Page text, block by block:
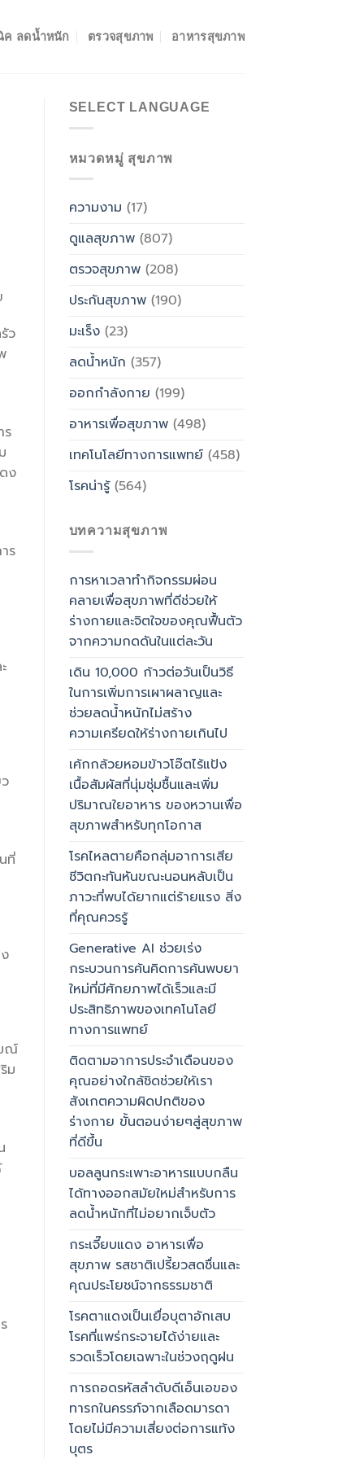
ค ลดน้ำหนัก ตรวจสุขภาพ อาหารสุขภาพ
ว
ร
ง
ร
ที่
ณ์
ม
SELECT LANGUAGE
หมวดหมู่ สุขภาพ
ความงาม (17)
ดูแลสุขภาพ(807)
ตรวจสุขภาพ(208)
ประกันสุขภาพ(190)
มะเร็ง(23)
ลดน้ำหนัก (357)
ออกกำลังกาย (199)
อาหารเพื่อสุขภาพ(498)
เทคโนโลยีทางการแพทย์(458)
โรคน่ารู้(564)
บทความสุขภาพ
การหาเวลาทำกิจกรรมผ่อน
คลายเพื่อสุขภาพที่ดีช่วยให้
ร่างกายและจิตใจของคุณฟื้นตัว
จากความกดดันในแต่ละวัน
เดิน 10,000 ก้าวต่อวันเป็นวิธี
ในการเพิ่มการเผาผลาญและ
ช่วยลดน้ำหนักไม่สร้าง
ความเครียดให้ร่างกายเกินไป
เค้กกล้วยหอมข้าวโอ๊ตไร้แป้ง
เนื้อสัมผัสที่นุ่มชุ่มชื้นและเพิ่ม
ปริมาณใยอาหาร ของหวานเพื่อ
สุขภาพสำหรับทุกโอกาส
โรคไหลตายคือกลุ่มอาการเสีย
ชีวิตกะทันหันขณะนอนหลับเป็น
ภาวะที่พบได้ยากแต่ร้ายแรง สิ่ง
ที่คุณควรรู้
Generative AI ช่วยเร่ง
กระบวนการค้นคิดการค้นพบยา
ใหม่ที่มีศักยภาพได้เร็วและมี
ประสิทธิภาพของเทคโนโลยี
ทางการแพทย์
ติดตามอาการประจำเดือนของ
คุณอย่างใกล้ชิดช่วยให้เรา
สังเกตความผิดปกติของ
ร่างกาย ขั้นตอนง่ายๆสู่สุขภาพ
ที่ดีขึ้น
บอลลูนกระเพาะอาหารแบบกลืน
ได้ทางออกสมัยใหม่สำหรับการ
ลดน้ำหนักที่ไม่อยากเจ็บตัว
กระเจี๊ยบแดง อาหารเพื่อ
สุขภาพ รสชาติเปรี้ยวสดชื่นและ
คุณประโยชน์จากธรรมชาติ
โรคตาแดงเป็นเยื่อบุตาอักเสบ
โรคที่แพร่กระจายได้ง่ายและ
รวดเร็วโดยเฉพาะในช่วงฤดูฝน
การถอดรหัสลำดับดีเอ็นเอของ
ทารกในครรภ์จากเลือดมารดา
โดยไม่มีความเสี่ยงต่อการแท้ง
บุตร